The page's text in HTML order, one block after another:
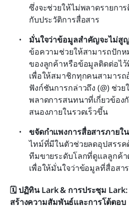
ซึ่งจะช่วยให้ไม่พลาดรายกา
กับประวัติการสื่อสาร
มั่นใจว่าข้อมูลสำคัญจะไม่สู
ข้อความช่วยให้สามารถปัก
ของลูกค้าหรือข้อมูลติดต่อไ
เพื่อให้สมาชิกทุกคนสามารถ
ฟังก์ชันการกล่าวถึง (@) ช่ว
พลาดการสนทนาที่เกี่ยวข้อง
สนองภายในรวดเร็วขึ้น
ขจัดกำแพงการสื่อสารภายใ
ไทม์ที่มีในตัวช่วยลดอุปสรร
ทีมขายระดับโลกที่ดูแลลูกค้า
เพื่อให้มั่นใจว่าข้อมูลที่สื่อสา
🗓️ ปฏิทิน Lark & การประชุม Lark:
สร้างความสัมพันธ์และการโต้ตอบ